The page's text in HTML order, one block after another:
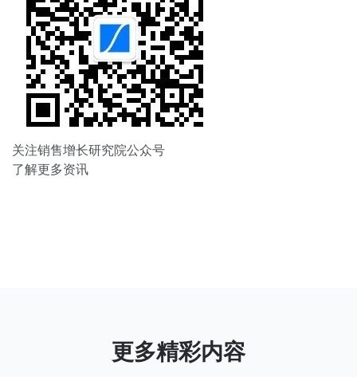
关注销售增长研究院公众号
了解更多资讯